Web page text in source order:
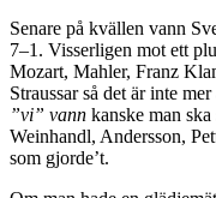
Senare på kvällen vann
7–1. Visserligen mot ett
Mozart, Mahler, Franz
Straussar så det är inte
”vi” vann kanske man
Weinhandl, Andersson,
som gjorde’t.